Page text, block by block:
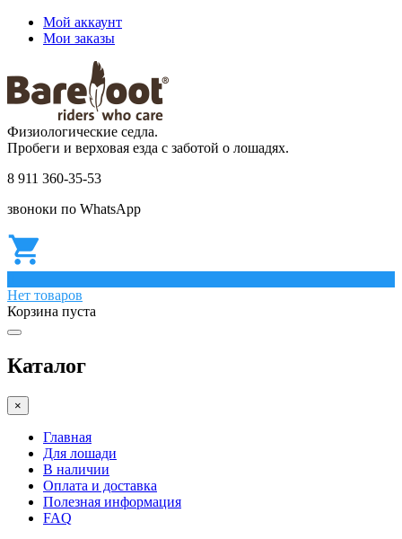
Мой аккаунт
Мои заказы
Физиологические седла.
Пробеги и верховая езда с заботой о лошадях.
8 911 360-35-53
звоноки по WhatsApp
Нет товаров
Корзина пуста
Каталог
×
Главная
Для лошади
В наличии
Оплата и доставка
Полезная информация
FAQ